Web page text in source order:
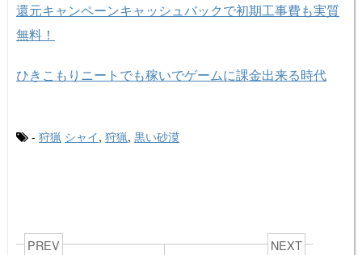
還元キャンペーンキャッシュバックで初期工事費も実質
無料！
ひきこもりニートでも稼いでゲームに課金出来る時代
- 狩猟 シャイ, 狩猟, 黒い砂漠
PREV NEXT